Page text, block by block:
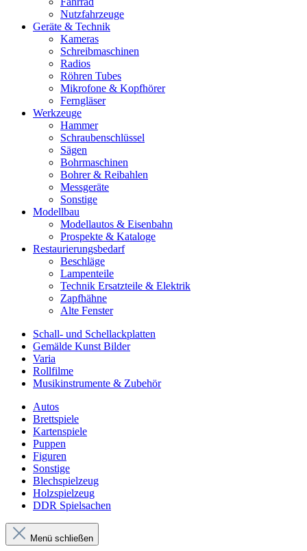
Nutzfahrzeuge
Geräte & Technik
Kameras
Schreibmaschinen
Radios
Röhren Tubes
Mikrofone & Kopfhörer
Ferngläser
Werkzeuge
Hammer
Schraubenschlüssel
Sägen
Bohrmaschinen
Bohrer & Reibahlen
Messgeräte
Sonstige
Modellbau
Modellautos & Eisenbahn
Prospekte & Kataloge
Restaurierungsbedarf
Beschläge
Lampenteile
Technik Ersatzteile & Elektrik
Zapfhähne
Alte Fenster
Schall- und Schellackplatten
Gemälde Kunst Bilder
Varia
Rollfilme
Musikinstrumente & Zubehör
Autos
Brettspiele
Kartenspiele
Puppen
Figuren
Sonstige
Blechspielzeug
Holzspielzeug
DDR Spielsachen
Menü schließen